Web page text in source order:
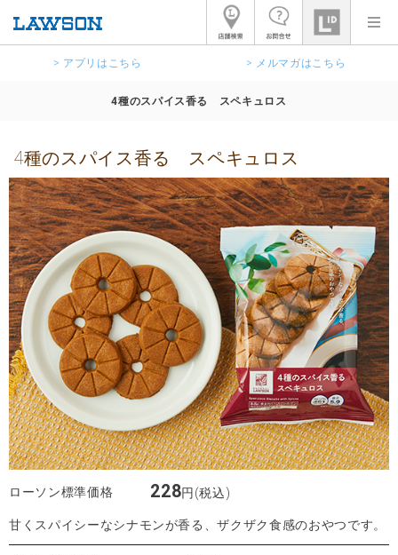
> アプリはこちら > メルマガはこちら
4種のスパイス香る スペキュロス
4種のスパイス香る スペキュロス
ローソン標準価格 228円(税込)
甘くスパイシーなシナモンが香る、ザクザク食感のおやつです。